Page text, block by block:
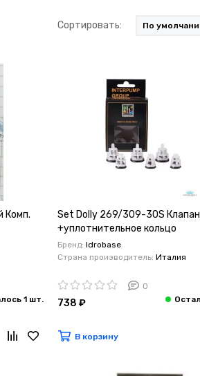
Сортировать:
Комп.
Set Dolly 269/309-30S Клапан
+уплотнительное кольцо
Бренд: Idrobase
Страна производитель: Италия
0
738 ₽
В корзину